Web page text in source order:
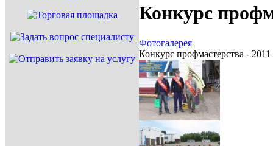
Конкурс
Фотогалерея
Конкурс профмастерства - 2011